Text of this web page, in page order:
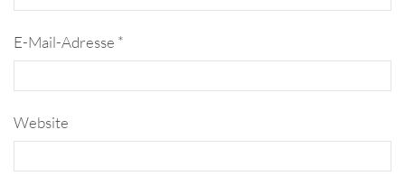
E-Mail-Adresse *
Website